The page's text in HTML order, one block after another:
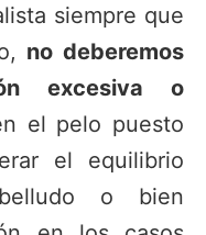
siempre que
no deberemos
excesiva o
el pelo puesto
el equilibrio
o bien